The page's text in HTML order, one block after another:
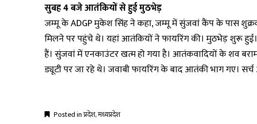
सुबह 4 बजे आतंकियों से हुई मुठभेड़
जम्मू के ADGP मुकेश सिंह ने कहा, जम्मू में सुंजवां कैंप के पास
मिलने पर पहुंचे थे। यहां आतंकियों ने फायरिंग की। मुठभेड़ शुरू
हैं। सुंजवां में एनकाउंटर खत्म हो गया है। आतंकवादियों के शव
ड्यूटी पर जा रहे थे। जवाबी फायरिंग के बाद आतंकी भाग गए।
Posted inप्रदेश,मध्यप्रदेश